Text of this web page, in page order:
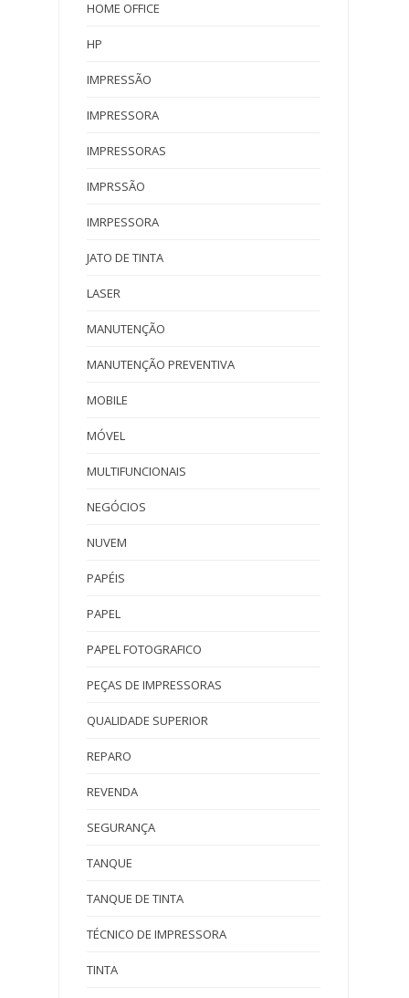
HOME OFFICE
HP
IMPRESSÃO
IMPRESSORA
IMPRESSORAS
IMPRSSÃO
IMRPESSORA
JATO DE TINTA
LASER
MANUTENÇÃO
MANUTENÇÃO PREVENTIVA
MOBILE
MÓVEL
MULTIFUNCIONAIS
NEGÓCIOS
NUVEM
PAPÉIS
PAPEL
PAPEL FOTOGRAFICO
PEÇAS DE IMPRESSORAS
QUALIDADE SUPERIOR
REPARO
REVENDA
SEGURANÇA
TANQUE
TANQUE DE TINTA
TÉCNICO DE IMPRESSORA
TINTA